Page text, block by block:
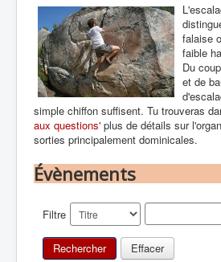
falaise
faible
Du
et de
simple chiffon suffisent. Tu trouveras
aux questions' plus de détails sur
sorties principalement dominicales.
Évènements
Filtre
Rechercher
Effacer